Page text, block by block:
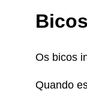
Os bicos
Quando